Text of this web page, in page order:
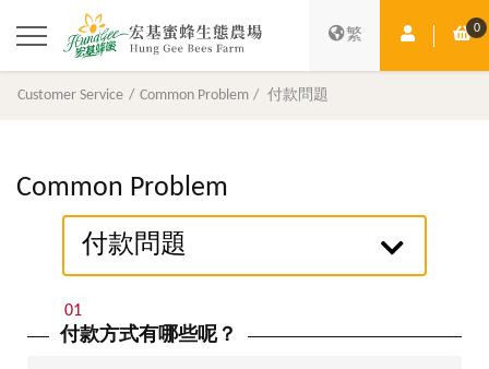
繁 Member 0
Customer Service Common Problem 付款問題
Common Problem
付款問題
01
付款方式有哪些呢？